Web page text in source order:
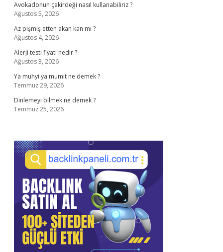
Avokadonun çekirdeği nasıl kullanabiliriz ?
Ağustos 5, 2026
Az pişmiş etten akan kan mı ?
Ağustos 4, 2026
Alerji testi fiyatı nedir ?
Ağustos 3, 2026
Ya muhyi ya mumit ne demek ?
Temmuz 29, 2026
Dinlemeyi bilmek ne demek ?
Temmuz 25, 2026